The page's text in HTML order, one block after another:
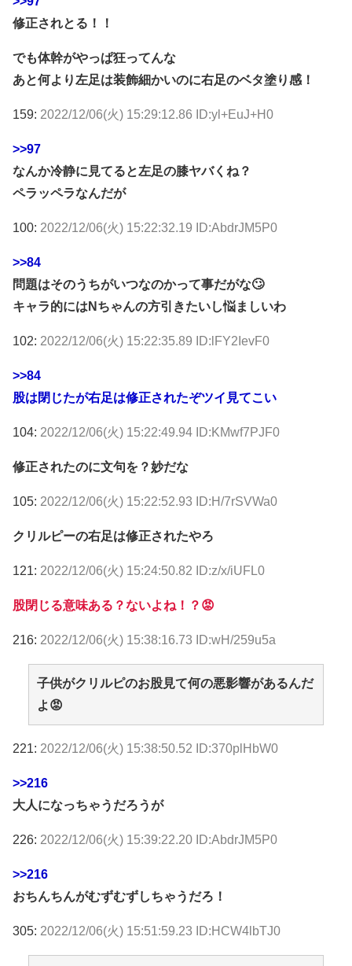
修正されとる！！
でも体幹がやっぱ狂ってんな
あと何より左足は装飾細かいのに右足のベタ塗り感！
159: 2022/12/06(火) 15:29:12.86 ID:yl+EuJ+H0
>>97
なんか冷静に見てると左足の膝ヤバくね？
ペラッペラなんだが
100: 2022/12/06(火) 15:22:32.19 ID:AbdrJM5P0
>>84
問題はそのうちがいつなのかって事だがな🙄
キャラ的にはNちゃんの方引きたいし悩ましいわ
102: 2022/12/06(火) 15:22:35.89 ID:lFY2IevF0
>>84
股は閉じたが右足は修正されたぞツイ見てこい
104: 2022/12/06(火) 15:22:49.94 ID:KMwf7PJF0
修正されたのに文句を？妙だな
105: 2022/12/06(火) 15:22:52.93 ID:H/7rSVWa0
クリルピーの右足は修正されたやろ
121: 2022/12/06(火) 15:24:50.82 ID:z/x/iUFL0
股閉じる意味ある？ないよね！？😡
216: 2022/12/06(火) 15:38:16.73 ID:wH/259u5a
子供がクリルピのお股見て何の悪影響があるんだ
よ😡
221: 2022/12/06(火) 15:38:50.52 ID:370plHbW0
>>216
大人になっちゃうだろうが
226: 2022/12/06(火) 15:39:22.20 ID:AbdrJM5P0
>>216
おちんちんがむずむずしちゃうだろ！
305: 2022/12/06(火) 15:51:59.23 ID:HCW4lbTJ0